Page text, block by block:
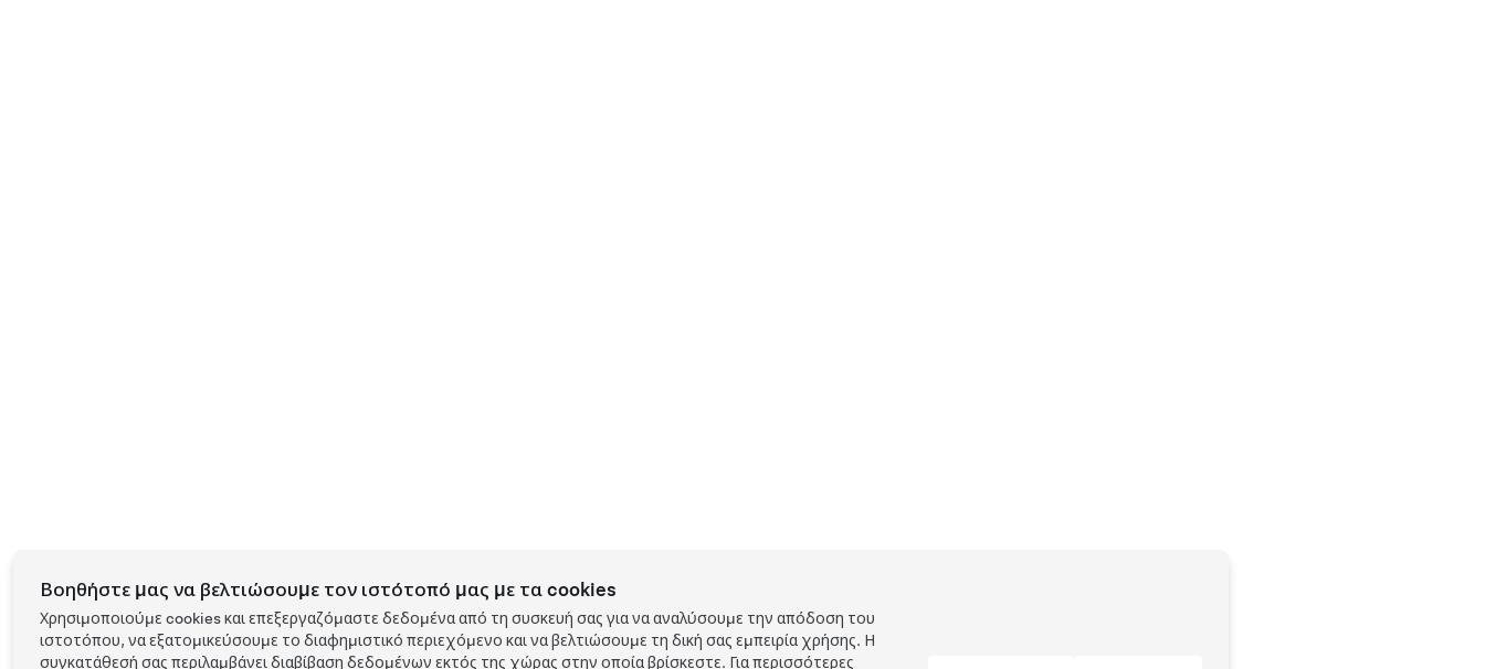
Βοηθήστε μας να βελτιώσουμε τον ιστότοπό μας με τα cookies
Χρησιμοποιούμε cookies και επεξεργαζόμαστε δεδομένα από τη συσκευή σας για να αναλύσουμε την απόδοση του
ιστοτόπου, να εξατομικεύσουμε το διαφημιστικό περιεχόμενο και να βελτιώσουμε τη δική σας εμπειρία χρήσης. Η
συγκατάθεσή σας περιλαμβάνει διαβίβαση δεδομένων εκτός της χώρας στην οποία βρίσκεστε. Για περισσότερες